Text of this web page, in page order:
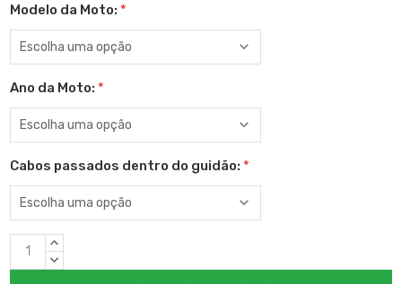
Modelo da Moto: *
Ano da Moto: *
Cabos passados dentro do guidão: *
EstoqueQUANTIDADE
CRESCENTE:
QUANTIDADE